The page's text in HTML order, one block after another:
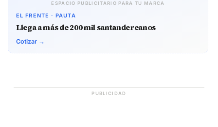
ESPACIO PUBLICITARIO PARA TU MARCA
EL FRENTE · PAUTA
Llega a más de 200 mil santandereanos
Cotizar →
PUBLICIDAD